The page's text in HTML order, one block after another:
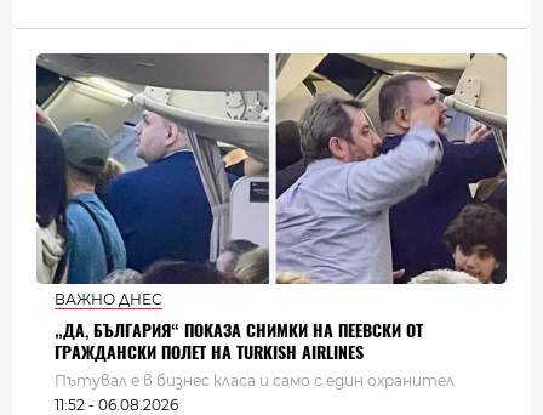
ВАЖНО ДНЕС
„ДА, БЪЛГАРИЯ“ ПОКАЗА СНИМКИ НА ПЕЕВСКИ ОТ
ГРАЖДАНСКИ ПОЛЕТ НА TURKISH AIRLINES
Пътувал е в бизнес класа и само с един охранител
11:52 - 06.08.2026